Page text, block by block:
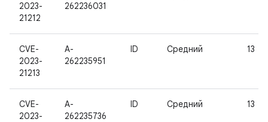
2023-
21212
262236031
CVE-
2023-
21213
A-
262235951
ID Средний 13
CVE-
2023-
A-
262235736
ID Средний 13